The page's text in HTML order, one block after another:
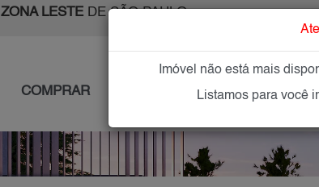
ZONA LESTEDE SÃO PAULO
COMPRAR IMÓVEIS NOVOS
Imóvel não está mais
Listamos para você